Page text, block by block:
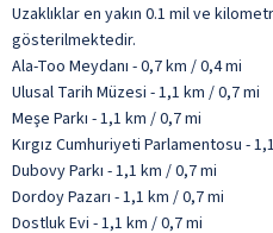
Uzaklıklar en yakın 0.1 mil ve
gösterilmektedir.
Ala-Too Meydanı - 0,7 km / 0,4 mi
Ulusal Tarih Müzesi - 1,1 km / 0,7 mi
Meşe Parkı - 1,1 km / 0,7 mi
Kırgız Cumhuriyeti Parlamentosu -
Dubovy Parkı - 1,1 km / 0,7 mi
Dordoy Pazarı - 1,1 km / 0,7 mi
Dostluk Evi - 1,1 km / 0,7 mi